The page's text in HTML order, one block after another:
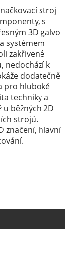
stroj
s
3D galvo
systémem
zakřivené
nedochází k
dodatečně
pro hluboké
techniky a
u běžných 2D
strojů.
značení, hlavní